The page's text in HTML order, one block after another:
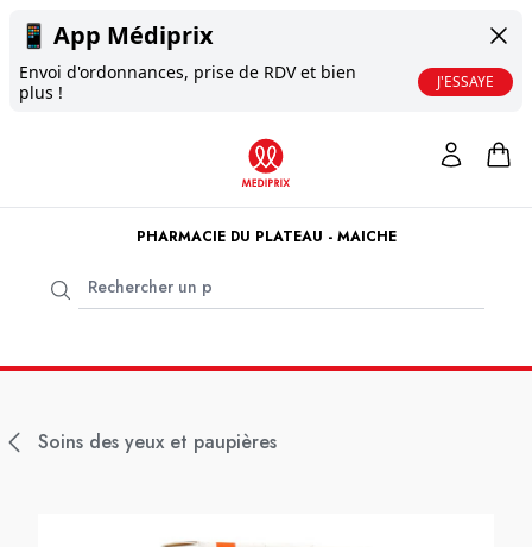
📱 App Médiprix
Envoi d'ordonnances, prise de RDV et bien
plus !
J'ESSAYE
PHARMACIE DU PLATEAU - MAICHE
Soins des yeux et paupières